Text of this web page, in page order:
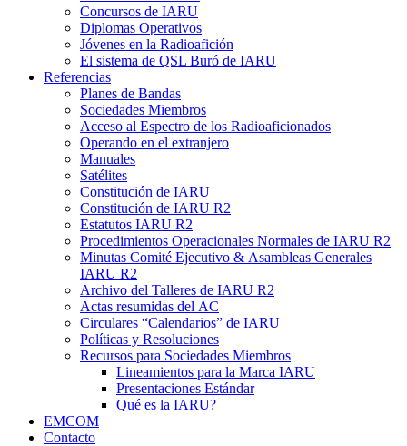
Concursos de IARU
Diplomas Operativos
Jóvenes en la Radioafición
El sistema de QSL Buró de IARU
Referencias
Planes de Bandas
Sociedades Miembros
Acceso al Espectro de los Radioaficionados
Operando en el extranjero
Manuales
Satélites
Constitución de IARU
Constitución de IARU R2
Estatutos IARU R2
Procedimientos Operacionales Normales de IARU R2
Minutas Comité Ejecutivo & Asambleas Generales
IARU R2
Archivo del Talleres de IARU R2
Actas resumidas del AC
Circulares “Calendarios” de IARU
Políticas y Resoluciones
Recursos para Sociedades Miembros
Lineamientos para la Marca IARU
Presentaciones Estándar
Qué es la IARU?
EMCOM
Contacto